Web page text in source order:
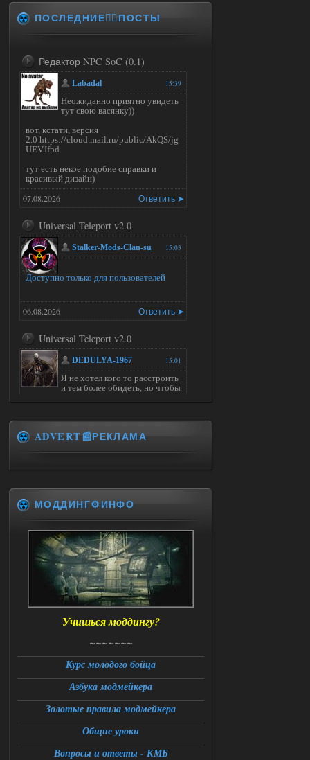
ПОСЛЕДНИЕ✍🏻ПОСТЫ
Редактор NPC SoC (0.1)
15:39
Labadal
Неожиданно приятно увидеть
тут свою васянку))
вот, кстати, версия
2.0 https://cloud.mail.ru/public/AkQS/jg
UEVJfpd
тут есть некое подобие справки и
красивый дизайн)
Ответить ➤
07.08.2026
Universal Teleport v2.0
15:03
Stalker-Mods-Clan-su
Доступно только для пользователей
Ответить ➤
06.08.2026
Universal Teleport v2.0
15:01
DEDULYA-1967
Я не хотел кого то расстроить
и тем более обидеть, но чтобы
Ответить ➤
06.08.2026
Ответить ➤
06.08.2026
Universal Teleport v2.0
DEDULYA-1967
Доступно только для пользователей
Ответить ➤
Universal Teleport v2.0
12:26
Stalker-Mods-Clan-su
ADVERT📰РЕКЛАМА
МОДДИНГ⚙️ИНФО
Учишься моддингу?
~~~~~~~
Курс молодого бойца
Азбука модмейкера
Золотые правила модмейкера
Общие уроки
Вопросы и ответы - КМБ